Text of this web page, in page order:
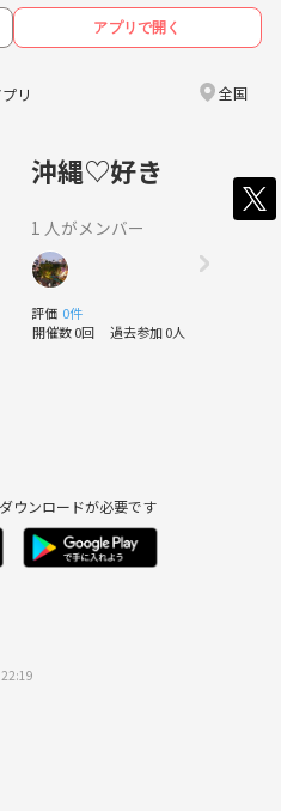
アプリで開く
リ 全国
沖縄♡好き
1 人がメンバー
評価 0件
開催数 0回 過去参加 0人
ウンロードが必要です